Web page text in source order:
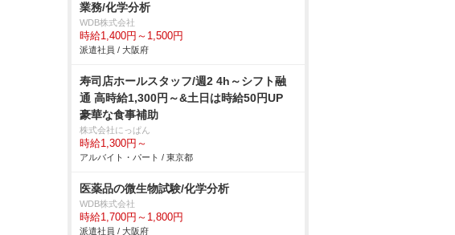
業務/化学分析
WDB株式会社
時給1,400円～1,500円
派遣社員 / 大阪府
寿司店ホールスタッフ/週2 4h～シフト融
通 高時給1,300円～&土日は時給50円UP
豪華な食事補助
株式会社にっぱん
時給1,300円～
アルバイト・パート / 東京都
医薬品の微生物試験/化学分析
WDB株式会社
時給1,700円～1,800円
派遣社員 / 大阪府